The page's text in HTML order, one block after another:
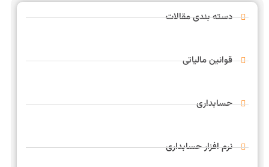
https://liyam.cloud/?p=27204